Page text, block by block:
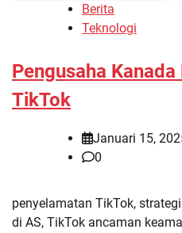
Berita
Teknologi
Pengusaha
TikTok
Januari 15,
0
penyelamatan TikTok,
di AS, TikTok ancaman